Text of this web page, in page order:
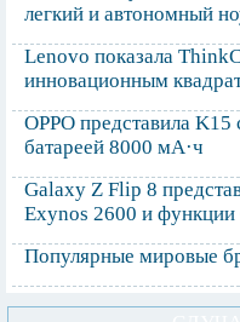
легкий и автономный
Lenovo показала
инновационным
OPPO представила
батареей 8000 мА·ч
Galaxy Z Flip 8
Exynos 2600 и
Популярные мировые